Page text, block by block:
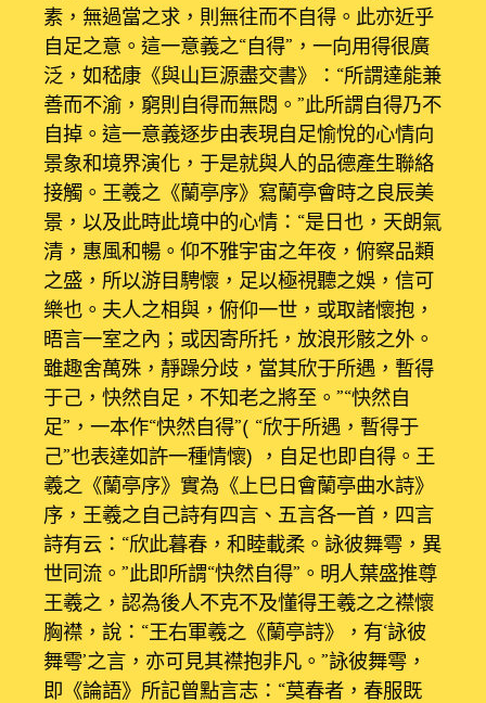
素，無過當之求，則無往而不自得。此亦近乎
自足之意。這一意義之“自得”，一向用得很廣
泛，如嵇康《與山巨源盡交書》：“所謂達能兼
善而不渝，窮則自得而無悶。”此所謂自得乃不
自掉。這一意義逐步由表現自足愉悅的心情向
景象和境界演化，于是就與人的品德產生聯絡
接觸。王羲之《蘭亭序》寫蘭亭會時之良辰美
景，以及此時此境中的心情：“是日也，天朗氣
清，惠風和暢。仰不雅宇宙之年夜，俯察品類
之盛，所以游目騁懷，足以極視聽之娛，信可
樂也。夫人之相與，俯仰一世，或取諸懷抱，
晤言一室之內；或因寄所托，放浪形骸之外。
雖趣舍萬殊，靜躁分歧，當其欣于所遇，暫得
于己，快然自足，不知老之將至。”“快然自
足”，一本作“快然自得”（“欣于所遇，暫得于
己”也表達如許一種情懷），自足也即自得。王
羲之《蘭亭序》實為《上巳日會蘭亭曲水詩》
序，王羲之自己詩有四言、五言各一首，四言
詩有云：“欣此暮春，和睦載柔。詠彼舞雩，異
世同流。”此即所謂“快然自得”。明人葉盛推尊
王羲之，認為後人不克不及懂得王羲之之襟懷
胸襟，說：“王右軍羲之《蘭亭詩》，有‘詠彼
舞雩’之言，亦可見其襟抱非凡。”詠彼舞雩，
即《論語》所記曾點言志：“莫春者，春服既